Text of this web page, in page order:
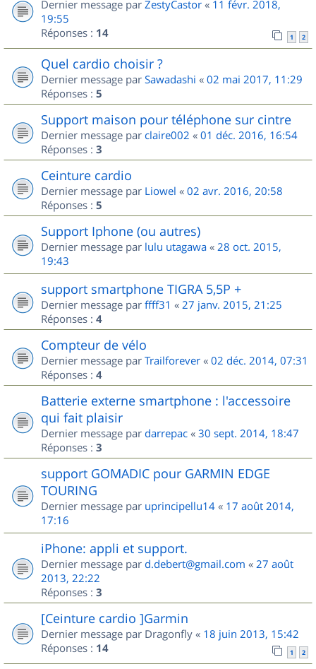
Dernier message par ZestyCastor « 11 févr. 2018,
19:55
Réponses : 14 1 2
Quel cardio choisir ?
Dernier message par Sawadashi « 02 mai 2017, 11:29
Réponses : 5
Support maison pour téléphone sur cintre
Dernier message par claire002 « 01 déc. 2016, 16:54
Réponses : 3
Ceinture cardio
Dernier message par Liowel « 02 avr. 2016, 20:58
Réponses : 5
Support Iphone (ou autres)
Dernier message par lulu utagawa « 28 oct. 2015,
19:43
support smartphone TIGRA 5,5P +
Dernier message par ffff31 « 27 janv. 2015, 21:25
Réponses : 4
Compteur de vélo
Dernier message par Trailforever « 02 déc. 2014, 07:31
Réponses : 4
Batterie externe smartphone : l'accessoire
qui fait plaisir
Dernier message par darrepac « 30 sept. 2014, 18:47
Réponses : 3
support GOMADIC pour GARMIN EDGE
TOURING
Dernier message par uprincipellu14 « 17 août 2014,
17:16
iPhone: appli et support.
Dernier message par d.debert@gmail.com « 27 août
2013, 22:22
Réponses : 3
[Ceinture cardio ]Garmin
Dernier message par Dragonfly « 18 juin 2013, 15:42
Réponses : 14 1 2